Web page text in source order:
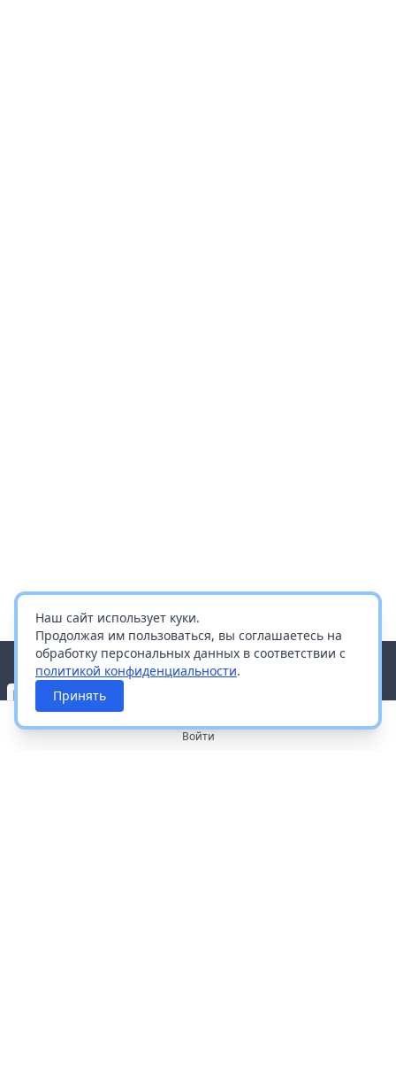
Наш сайт использует куки.
Продолжая им пользоваться, вы соглашаетесь на
обработку персональных данных в соответствии с
политикой конфиденциальности.
Принять
Войти